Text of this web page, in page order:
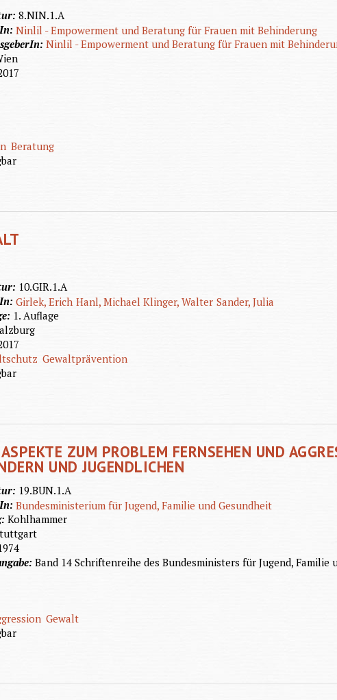
8.NIN.1.A
Ninlil - Empowerment und Beratung für Frauen mit Behinderung
Ninlil - Empowerment und Beratung für Frauen mit
Beratung
10.GIR.1.A
Girlek, Erich Hanl, Michael Klinger, Walter Sander, Julia
1. Auflage
Gewaltprävention
ZUM PROBLEM FERNSEHEN UND
UND JUGENDLICHEN
19.BUN.1.A
Bundesministerium für Jugend, Familie und Gesundheit
Kohlhammer
Band 14 Schriftenreihe des Bundesministers für Jugend, Familie
Gewalt